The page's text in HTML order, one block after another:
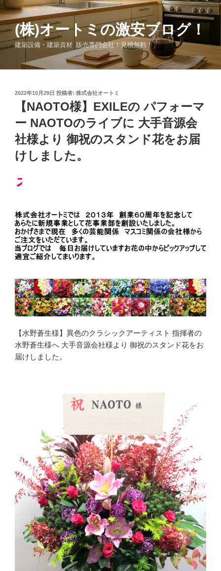
コ
ン
テ
ン
ツ
(株)オートミの激安ブログ！
建築設備・建築資材 販売専門会社！見積無料！
投
2022年10月29日 投稿者: 株式会社オートミ
【NAOTO様】EXILEの パフォーマ
ー NAOTOのライブに 大手音源会
社様より 御祝のスタンド花をお届
けしました。
【水野蒼生様】異色のクラシックアーティスト 指揮者の
水野蒼生様へ 大手音源会社様より 御祝のスタンド花をお
届けしました。